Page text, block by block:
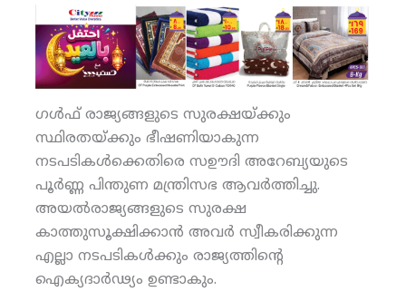
ഗള്‍ഫ് രാജ്യങ്ങളുടെ സുരക്ഷയ്ക്കും
സ്ഥിരതയ്ക്കും ഭീഷണിയാകുന്ന
നടപടികള്‍ക്കെതിരെ സഊദി അറേബ്യയുടെ
പൂര്‍ണ്ണ പിന്തുണ മന്ത്രിസഭ ആവര്‍ത്തിച്ചു.
അയല്‍രാജ്യങ്ങളുടെ സുരക്ഷ
കാത്തുസൂക്ഷിക്കാന്‍ അവര്‍ സ്വീകരിക്കുന്ന
എല്ലാ നടപടികള്‍ക്കും രാജ്യത്തിന്റെ
ഐക്യദാര്‍ഢ്യം ഉണ്ടാകും.